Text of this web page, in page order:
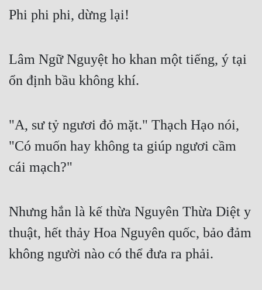
Tính Cách Nhân Vật :
Sát Phạt Quyết Đoán
Vô Sỉ
Điềm Đạm
Phi phi phi, dừng lại!
Lâm Ngữ Nguyệt ho khan một tiếng, ý tại
ổn định bầu không khí.
"A, sư tỷ ngươi đỏ mặt." Thạch Hạo nói,
"Có muốn hay không ta giúp ngươi cầm
cái mạch?"
Nhưng hắn là kế thừa Nguyên Thừa Diệt y
thuật, hết thảy Hoa Nguyên quốc, bảo đảm
không người nào có thể đưa ra phải.